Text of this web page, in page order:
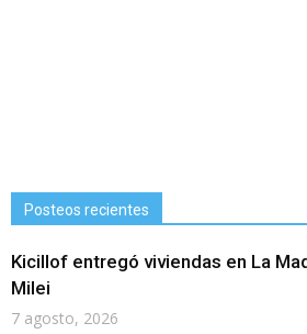
Posteos recientes
Kicillof entregó viviendas en La
Milei
7 agosto, 2026